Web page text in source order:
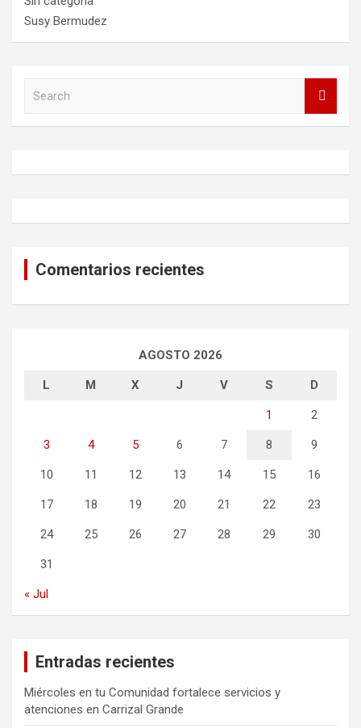
Susy Bermudez
h
Comentarios recientes
AGOSTO 2026
L M X J V S D
1 2
3 4 5 6 7 8 9
10 11 12 13 14 15 16
17 18 19 20 21 22 23
24 25 26 27 28 29 30
31
« Jul
Entradas recientes
Miércoles en tu Comunidad fortalece servicios y
atenciones en Carrizal Grande